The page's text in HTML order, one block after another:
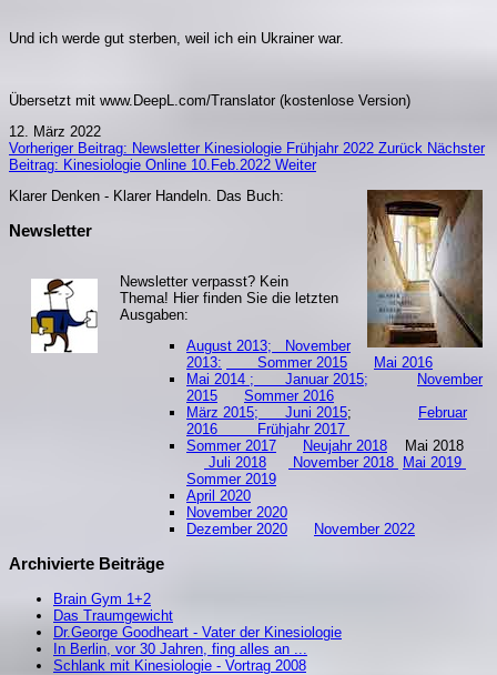
Und ich werde gut sterben, weil ich ein Ukrainer war.
Übersetzt mit www.DeepL.com/Translator (kostenlose Version)
12. März 2022
Vorheriger Beitrag: Newsletter Kinesiologie Frühjahr 2022 Zurück Nächster
Beitrag: Kinesiologie Online 10.Feb.2022 Weiter
Klarer Denken - Klarer Handeln. Das Buch:
Newsletter
Newsletter verpasst? Kein
Thema! Hier finden Sie die letzten
Ausgaben:
August 2013;
November
2013:
Sommer 2015
Mai 2016
Mai 2014 ; Januar 2015;
November
2015
Sommer 2016
März 2015; Juni 2015;
Februar
2016
Frühjahr 2017
Sommer 2017
Neujahr 2018 Mai 2018
Juli 2018
November 2018
Mai 2019
Sommer 2019
April 2020
November 2020
Dezember 2020
November 2022
Archivierte Beiträge
Brain Gym 1+2
Das Traumgewicht
Dr.George Goodheart - Vater der Kinesiologie
In Berlin, vor 30 Jahren, fing alles an ...
Schlank mit Kinesiologie - Vortrag 2008